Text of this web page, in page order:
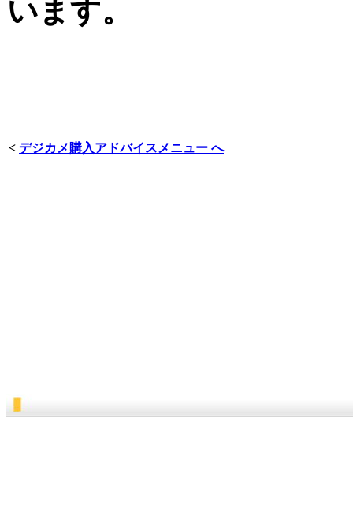
います。
< デジカメ購入アドバイスメニュー へ